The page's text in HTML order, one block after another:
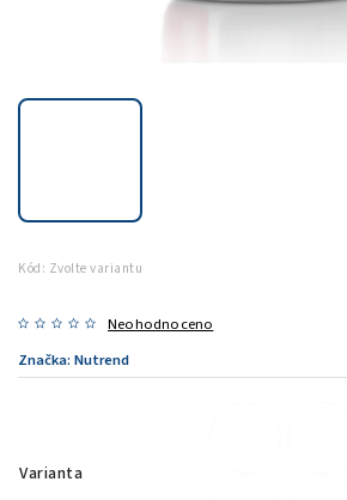
Kód: Zvolte variantu
Neohodnoceno
Značka: Nutrend
Varianta